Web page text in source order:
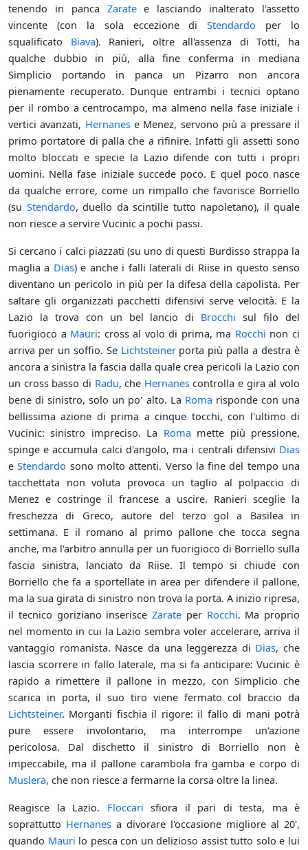
tenendo in panca Zaratee lasciando inalterato l'assetto
vincente (con la sola eccezione diStendardo per lo
squalificato Biava). Ranieri, oltre all'assenza di Totti, ha
qualche dubbio in più, alla fine conferma in mediana
Simplicio portando in panca un Pizarro non ancora
pienamente recuperato. Dunque entrambi i tecnici optano
per il rombo a centrocampo, ma almeno nella fase iniziale i
vertici avanzati, Hernanese Menez, servono più a pressare il
primo portatore di palla che a rifinire. Infatti gli assetti sono
molto bloccati e specie la Lazio difende con tutti i propri
uomini. Nella fase iniziale succede poco. E quel poco nasce
da qualche errore, come un rimpallo che favorisce Borriello
(su Stendardo, duello da scintille tutto napoletano), il quale
non riesce a servire Vucinic a pochi passi.
Si cercano i calci piazzati (su uno di questi Burdisso strappa la
maglia a Dias) e anche i falli laterali di Riise in questo senso
diventano un pericolo in più per la difesa della capolista. Per
saltare gli organizzati pacchetti difensivi serve velocità. E la
Lazio la trova con un bel lancio di Brocchi sul filo del
fuorigioco a Mauri: cross al volo di prima, ma Rocchi non ci
arriva per un soffio. Se Lichtsteinerporta più palla a destra è
ancora a sinistra la fascia dalla quale crea pericoli la Lazio con
un cross basso di Radu, che Hernanescontrolla e gira al volo
bene di sinistro, solo un po' alto. La Roma risponde con una
bellissima azione di prima a cinque tocchi, con l'ultimo di
Vucinic: sinistro impreciso. La Roma mette più pressione,
spinge e accumula calci d'angolo, ma i centrali difensivi Dias
eStendardo sono molto attenti. Verso la fine del tempo una
tacchettata non voluta provoca un taglio al polpaccio di
Menez e costringe il francese a uscire. Ranieri sceglie la
freschezza di Greco, autore del terzo gol a Basilea in
settimana. E il romano al primo pallone che tocca segna
anche, ma l'arbitro annulla per un fuorigioco di Borriello sulla
fascia sinistra, lanciato da Riise. Il tempo si chiude con
Borriello che fa a sportellate in area per difendere il pallone,
ma la sua girata di sinistro non trova la porta. A inizio ripresa,
il tecnico goriziano inserisce Zarate per Rocchi. Ma proprio
nel momento in cui la Lazio sembra voler accelerare, arriva il
vantaggio romanista. Nasce da una leggerezza di Dias, che
lascia scorrere in fallo laterale, ma si fa anticipare: Vucinic è
rapido a rimettere il pallone in mezzo, con Simplicio che
scarica in porta, il suo tiro viene fermato col braccio da
Lichtsteiner. Morganti fischia il rigore: il fallo di mani potrà
pure essere involontario, ma interrompe un'azione
pericolosa. Dal dischetto il sinistro di Borriello non è
impeccabile, ma il pallone carambola fra gamba e corpo di
Muslera, che non riesce a fermarne la corsa oltre la linea.
Reagisce la Lazio. Floccari sfiora il pari di testa, ma è
soprattutto Hernanes a divorare l'occasione migliore al 20',
quando Mauri lo pesca con un delizioso assist tutto solo e lui